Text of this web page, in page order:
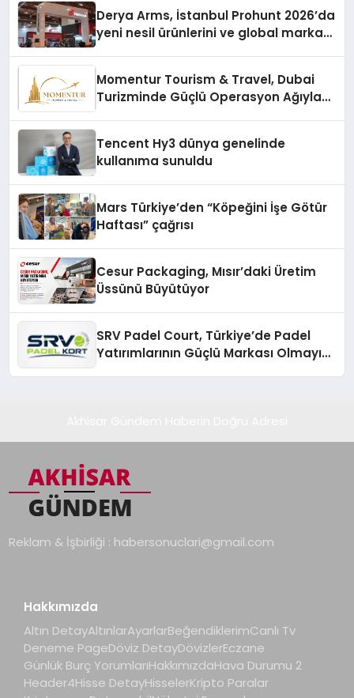
Derya Arms, İstanbul Prohunt 2026’da
yeni nesil ürünlerini ve global marka
Momentur Tourism & Travel, Dubai
Turizminde Güçlü Operasyon Ağıyla
Tencent Hy3 dünya genelinde
kullanıma sunuldu
Mars Türkiye’den “Köpeğini İşe Götür
Haftası” çağrısı
Cesur Packaging, Mısır’daki Üretim
Üssünü Büyütüyor
SRV Padel Court, Türkiye’de Padel
Yatırımlarının Güçlü Markası Olmayı
Reklam & İşbirliği : habersonuclari@gmail.com
Hakkımızda
Altın DetayAltınlarAyarlarBeğendiklerimCanlı Tv
Deneme PageDöviz DetayDövizlerEczane
Günlük Burç YorumlarıHakkımızdaHava Durumu 2
Header4Hisse DetayHisselerKripto Paralar